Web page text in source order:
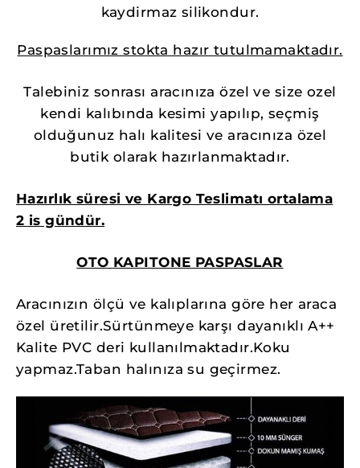
kaydirmaz silikondur.
Paspaslarımız stokta hazır tutulmamaktadır.
Talebiniz sonrası aracınıza özel ve size ozel
kendi kalıbında kesimi yapılıp, seçmiş
olduğunuz halı kalitesi ve aracınıza özel
butik olarak hazırlanmaktadır.
Hazırlık süresi ve Kargo Teslimatı ortalama
2 is gündür.
OTO KAPITONE PASPASLAR
Aracınızın ölçü ve kalıplarına göre her araca
özel üretilir.Sürtünmeye karşı dayanıklı A++
Kalite PVC deri kullanılmaktadır.Koku
yapmaz.Taban halınıza su geçirmez.